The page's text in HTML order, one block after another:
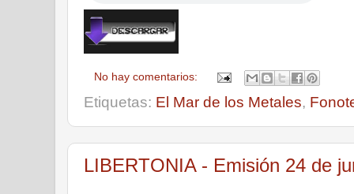
No hay comentarios:
Etiquetas: El Mar de los Metales,
LIBERTONIA - Emisión 24 de